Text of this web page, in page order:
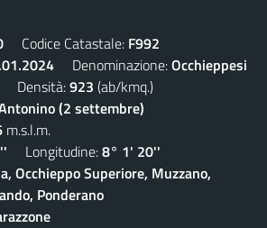
Codice Catastale: F992
Denominazione:Occhieppesi
Densità:923 (ab/kmq.)
(2 settembre)
m.s.l.m.
Longitudine:8° 1' 20''
Occhieppo Superiore, Muzzano,
Ponderano